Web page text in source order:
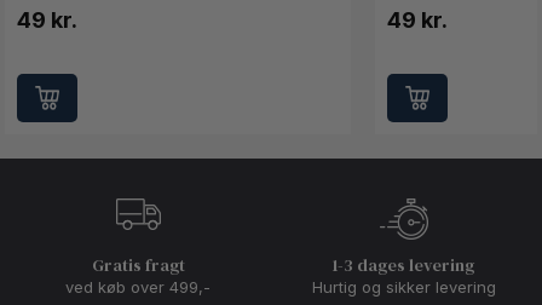
49 kr. 49 kr.
Gratis fragt
ved køb over 499,-
1-3 dages levering
Hurtig og sikker levering